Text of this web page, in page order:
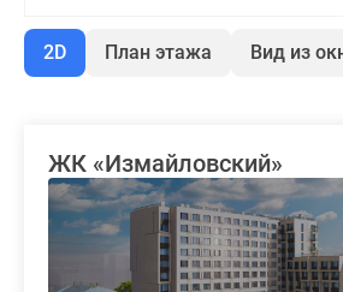
2D План этажа Вид из
ЖК «Измайловский»